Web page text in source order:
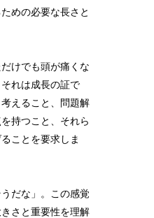
めの必要な長さと
けでも頭が痛くな
れは成長の証で
えること、問題解
持つこと、それら
ことを要求しま
だな」。この感覚
さと重要性を理解